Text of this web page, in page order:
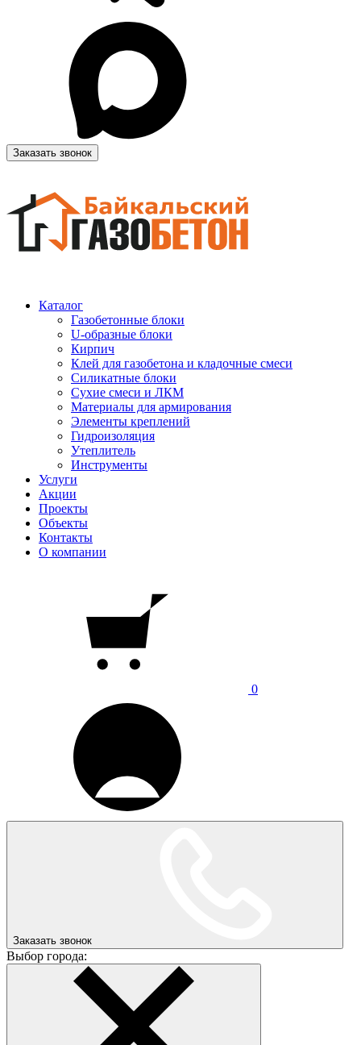
Заказать звонок
Каталог
Газобетонные блоки
U-образные блоки
Кирпич
Клей для газобетона и кладочные смеси
Силикатные блоки
Сухие смеси и ЛКМ
Материалы для армирования
Элементы креплений
Гидроизоляция
Утеплитель
Инструменты
Услуги
Акции
Проекты
Объекты
Контакты
О компании
0
Заказать звонок
Выбор города: